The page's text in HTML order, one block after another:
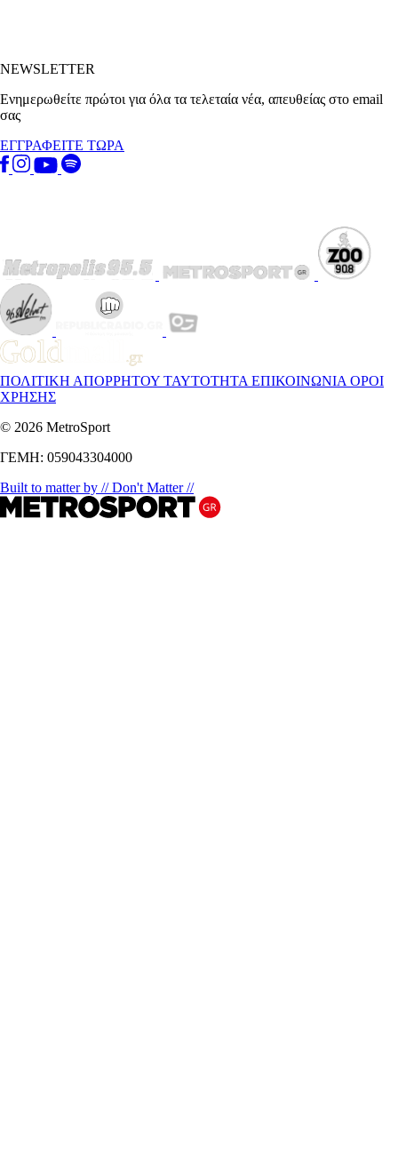
NEWSLETTER
Ενημερωθείτε πρώτοι για όλα τα τελεταία νέα, απευθείας στο email
σας
ΕΓΓΡΑΦΕΙΤΕ ΤΩΡΑ
ΠΟΛΙΤΙΚΗ ΑΠΟΡΡΗΤΟΥ ΤΑΥΤΟΤΗΤΑ ΕΠΙΚΟΙΝΩΝΙΑ ΟΡΟΙ
ΧΡΗΣΗΣ
© 2026 MetroSport
ΓΕΜΗ: 059043304000
Built to matter by // Don't Matter //